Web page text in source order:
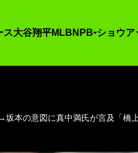
ス大谷翔平MLB NPB ショウア
本の意図に真中満氏が言及「橋